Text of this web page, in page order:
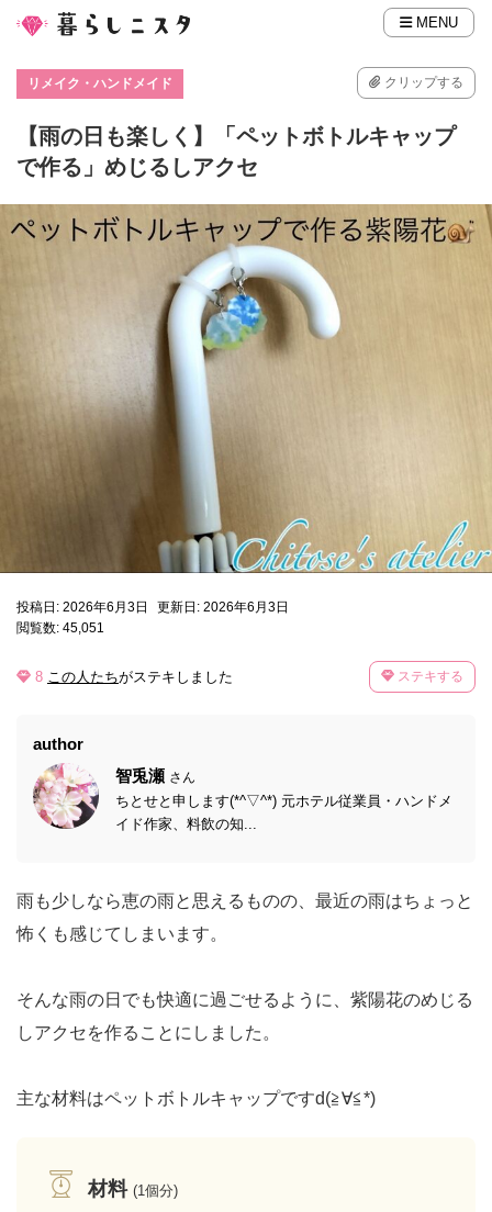
MENU
リメイク・ハンドメイド クリップする
【雨の日も楽しく】「ペットボトルキャップ
で作る」めじるしアクセ
投稿日: 2026年6月3日
更新日: 2026年6月3日
閲覧数: 45,051
8 この人たちがステキしました ステキする
author
智兎瀬 さん
ちとせと申します(*^▽^*) 元ホテル従業員・ハンドメ
イド作家、料飲の知...
雨も少しなら恵の雨と思えるものの、最近の雨はちょっと
怖くも感じてしまいます。
そんな雨の日でも快適に過ごせるように、紫陽花のめじる
しアクセを作ることにしました。
主な材料はペットボトルキャップですd(≧∀≦*)
材料 (1個分)